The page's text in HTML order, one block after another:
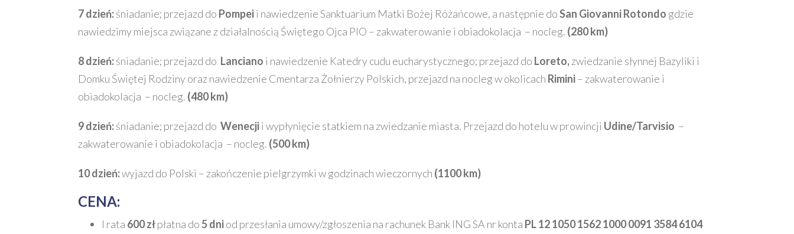
7 dzień:śniadanie; przejazd do Pompeii nawiedzenie Sanktuarium Matki Bożej Różańcowe, a następnie doSan Giovanni Rotondo gdzie
nawiedzimy miejsca związane z działalnością Świętego Ojca PIO – zakwaterowanie i obiadokolacja – nocleg. (280 km)
8 dzień:śniadanie; przejazd do Lanciano i nawiedzenie Katedry cudu eucharystycznego; przejazd do Loreto,zwiedzanie słynnej Bazyliki i
Domku Świętej Rodziny oraz nawiedzenie Cmentarza Żołnierzy Polskich, przejazd na nocleg w okolicach Rimini– zakwaterowanie i
obiadokolacja – nocleg. (480 km)
9 dzień:śniadanie; przejazd do Wenecjii wypłynięcie statkiem na zwiedzanie miasta. Przejazd do hotelu w prowincji Udine/Tarvisio –
zakwaterowanie i obiadokolacja – nocleg. (500 km)
10 dzień:wyjazd do Polski – zakończenie pielgrzymki w godzinach wieczornych (1100 km)
CENA:
I rata 600 złpłatna do5 dniod przesłania umowy/zgłoszenia na rachunek Bank ING SA nr konta PL 12 1050 1562 1000 0091 3584 6104